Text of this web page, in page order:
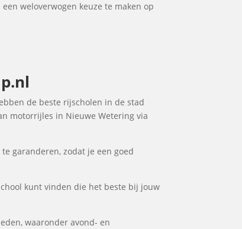
weloverwogen keuze te maken op
de beste rijscholen in de stad
motorrijles in Nieuwe Wetering via
garanderen, zodat je een goed
kunt vinden die het beste bij jouw
waaronder avond- en